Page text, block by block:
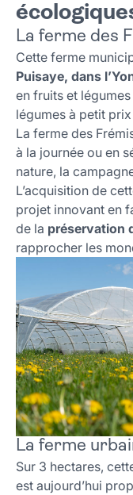
La ferme des
Cette ferme
Puisaye, dans
en fruits et
légumes à petit
La ferme des
à la journée ou en
nature, la
L’acquisition de
projet innovant en
de la préservation
rapprocher les
La ferme
Sur 3 hectares,
est aujourd’hui